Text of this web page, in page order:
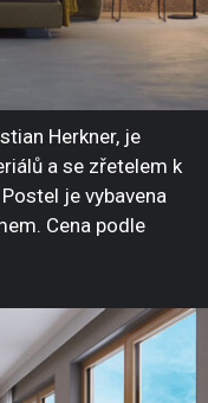
Herkner, je
a se zřetelem k
je vybavena
Cena podle